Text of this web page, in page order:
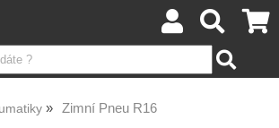
Zimní Pneu R16